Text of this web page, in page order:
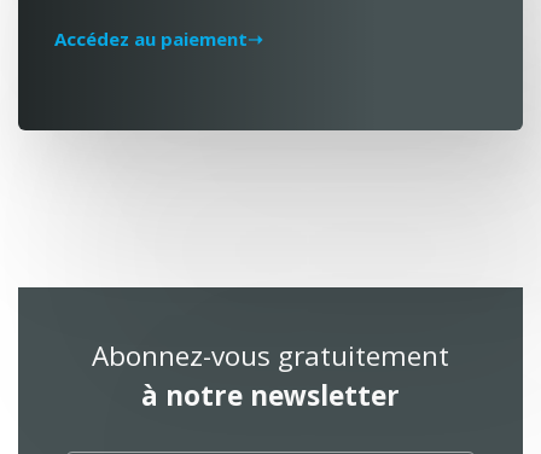
Accédez au paiement
Abonnez-vous gratuitement
à notre newsletter